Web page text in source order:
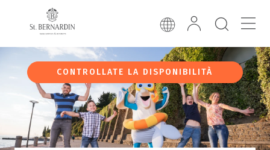
CONTROLLATE LA DISPONIBILITÀ